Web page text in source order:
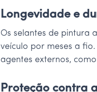
Longevidade e
Os selantes de pintura
veículo por meses a
agentes externos,
Proteção contra